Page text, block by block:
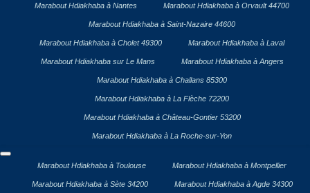
Marabout Hdiakhaba à Nantes Marabout Hdiakhaba à Orvault 44700
Marabout Hdiakhaba à Saint-Nazaire 44600
Marabout Hdiakhaba à Cholet 49300 Marabout Hdiakhaba à Laval
Marabout Hdiakhaba sur Le Mans Marabout Hdiakhaba à Angers
Marabout Hdiakhaba à Challans 85300
Marabout Hdiakhaba à La Flèche 72200
Marabout Hdiakhaba à Château-Gontier 53200
Marabout Hdiakhaba à La Roche-sur-Yon
Marabout Hdiakhaba à Toulouse Marabout Hdiakhaba à Montpellier
Marabout Hdiakhaba à Sète 34200 Marabout Hdiakhaba à Agde 34300